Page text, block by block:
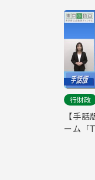
リーニ
行財政
【手
ーム「